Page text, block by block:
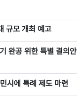
규모 개최 예고
완공 위한 특별 결의안
시에 특례 제도 마련